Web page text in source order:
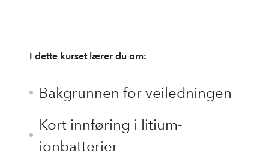
I dette kurset lærer du om:
Bakgrunnen for veiledningen
Kort innføring i litium-
ionbatterier